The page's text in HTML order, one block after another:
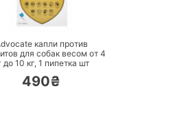
ПЕРЕЙТИ
капли против
для собак весом от 4
до 10 кг, 1 пипетка шт
490₴